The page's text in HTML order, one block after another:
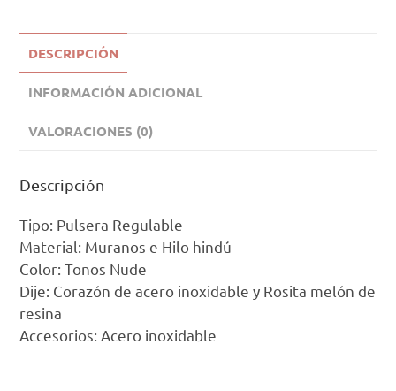
b
o
o
k
te
r
es
t
p
DESCRIPCIÓN
INFORMACIÓN ADICIONAL
VALORACIONES (0)
Descripción
Tipo: Pulsera Regulable
Material: Muranos e Hilo hindú
Color: Tonos Nude
Dije: Corazón de acero inoxidable y Rosita melón de
resina
Accesorios: Acero inoxidable